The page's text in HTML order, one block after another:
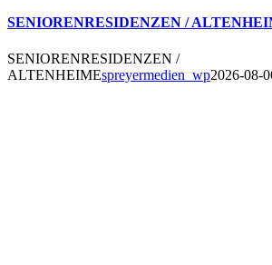
SENIORENRESIDENZEN /
SENIORENRESIDENZEN /
ALTENHEIMEspreyermedien_wp2026-08-